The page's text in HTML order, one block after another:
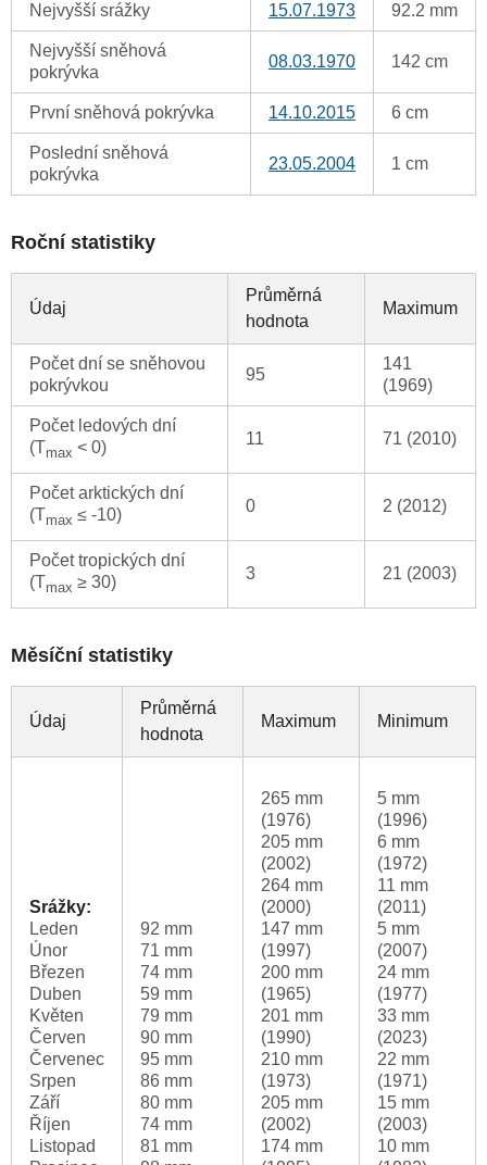
Nejvyšší srážky 15.07.1973 92.2 mm
Nejvyšší sněhová
pokrývka
08.03.1970 142 cm
První sněhová pokrývka 14.10.2015 6 cm
Poslední sněhová
pokrývka
23.05.2004 1 cm
Roční statistiky
Údaj
Průměrná
hodnota
Maximum
Počet dní se sněhovou
pokrývkou
95
141
(1969)
Počet ledových dní
(Tmax < 0) 11 71 (2010)
Počet arktických dní
(Tmax ≤ -10) 0 2 (2012)
Počet tropických dní
(Tmax ≥ 30) 3 21 (2003)
Měsíční statistiky
Údaj
Průměrná
hodnota
Maximum Minimum
Srážky:
Leden
Únor
Březen
Duben
Květen
Červen
Červenec
Srpen
Září
Říjen
Listopad
92 mm
71 mm
74 mm
59 mm
79 mm
90 mm
95 mm
86 mm
80 mm
74 mm
81 mm
265 mm
(1976)
205 mm
(2002)
264 mm
(2000)
147 mm
(1997)
200 mm
(1965)
201 mm
(1990)
210 mm
(1973)
205 mm
(2002)
174 mm
5 mm
(1996)
6 mm
(1972)
11 mm
(2011)
5 mm
(2007)
24 mm
(1977)
33 mm
(2023)
22 mm
(1971)
15 mm
(2003)
10 mm